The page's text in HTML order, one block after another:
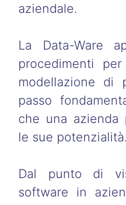
aziendale.
La Data-Ware
procedimenti
modellazione di
passo
che una azienda
le sue potenzialità.
Dal punto di
software in